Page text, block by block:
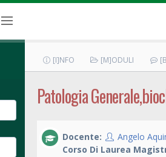
[I]NFO [M]ODULI
Patologia
Docente: Angelo
Corso Di Laurea